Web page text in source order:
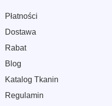
Płatności
Dostawa
Rabat
Blog
Katalog Tkanin
Regulamin